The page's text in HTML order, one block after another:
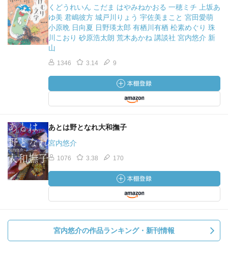
くどうれいん こだま はやみねかおる 一穂ミチ 上坂あ
ゆ美 君嶋彼方 城戸川りょう 宇佐美まこと 宮田愛萌
小原晩 日向夏 日野瑛太郎 有栖川有栖 松素めぐり 珠
川こおり 砂原浩太朗 荒木あかね 講談社 宮内悠介 新
山
1346 3.14 9
あとは野となれ大和撫子
宮内悠介
1076 3.38 170
宮内悠介の作品ランキング・新刊情報